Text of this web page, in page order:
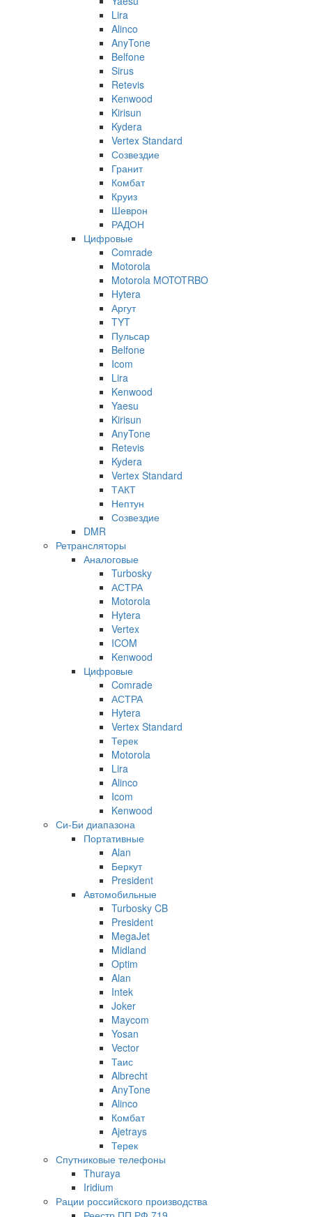
Lira
Alinco
AnyTone
Belfone
Sirus
Retevis
Kenwood
Kirisun
Kydera
Vertex Standard
Созвездие
Гранит
Комбат
Круиз
Шеврон
РАДОН
Цифровые
Comrade
Motorola
Motorola MOTOTRBO
Hytera
Аргут
TYT
Пульсар
Belfone
Icom
Lira
Kenwood
Yaesu
Kirisun
AnyTone
Retevis
Kydera
Vertex Standard
ТАКТ
Нептун
Созвездие
DMR
Ретрансляторы
Аналоговые
Turbosky
АСТРА
Motorola
Hytera
Vertex
ICOM
Kenwood
Цифровые
Comrade
АСТРА
Hytera
Vertex Standard
Терек
Motorola
Lira
Alinco
Icom
Kenwood
Си-Би диапазона
Портативные
Alan
Беркут
President
Автомобильные
Turbosky CB
President
MegaJet
Midland
Optim
Alan
Intek
Joker
Maycom
Yosan
Vector
Таис
Albrecht
AnyTone
Alinco
Комбат
Ajetrays
Терек
Спутниковые телефоны
Thuraya
Iridium
Рации российского производства